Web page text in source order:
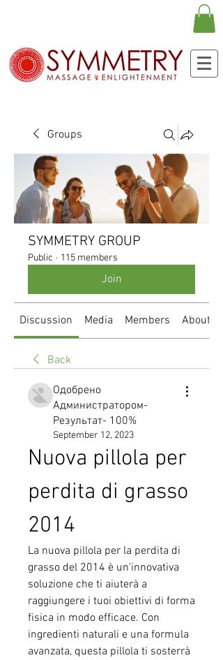
Groups
SYMMETRY GROUP
Public · 115 members
Join
Discussion Media Members About
Back
Одобрено
Администратором-
Результат- 100%
September 12, 2023
Nuova pillola per
perdita di grasso
2014
La nuova pillola per la perdita di
grasso del 2014 è un'innovativa
soluzione che ti aiuterà a
raggiungere i tuoi obiettivi di forma
fisica in modo efficace. Con
ingredienti naturali e una formula
avanzata, questa pillola ti sosterrà